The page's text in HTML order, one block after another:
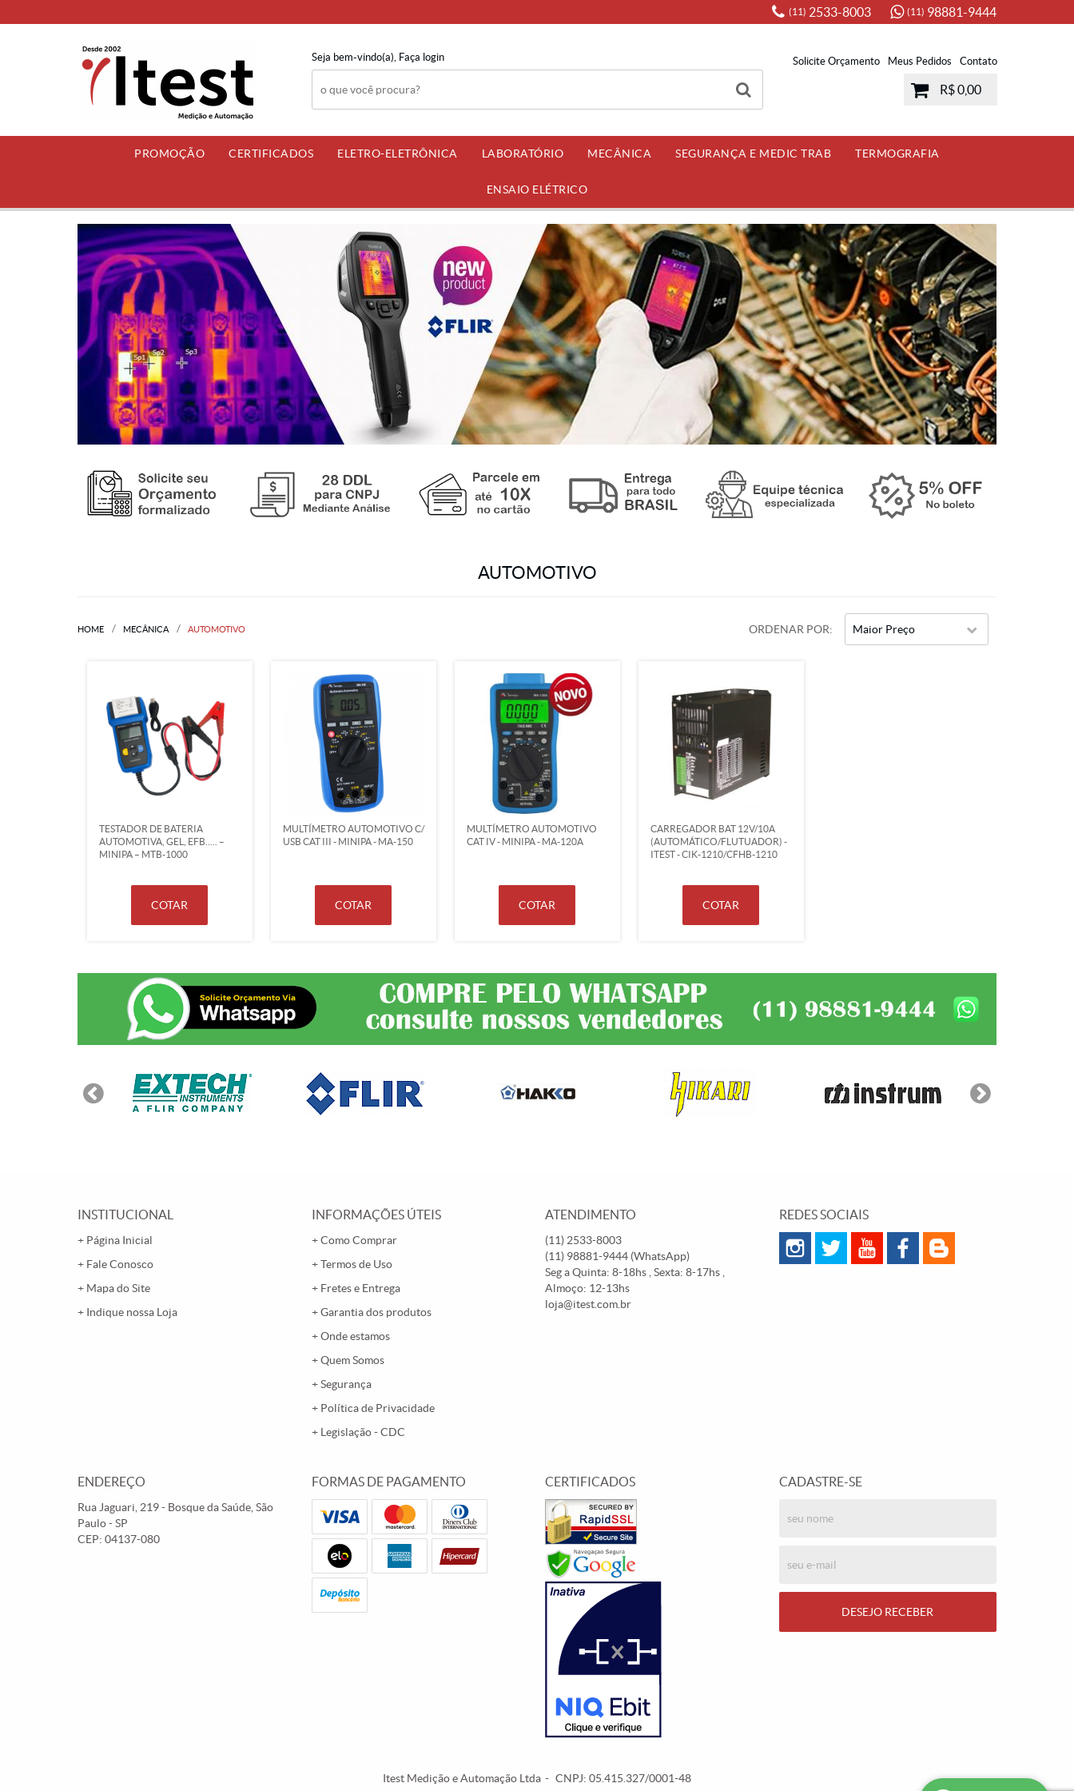
(11) 2533-8003 (11) 98881-9444
Seja bem-vindo(a), Faça login Solicite Orçamento Meus Pedidos Contato
R$ 0,00
PROMOÇÃO CERTIFICADOS ELETRO-ELETRÔNICA LABORATÓRIO MECÂNICA SEGURANÇA E MEDIC TRAB TERMOGRAFIA
ENSAIO ELÉTRICO
AUTOMOTIVO
HOME MECÂNICA AUTOMOTIVO ORDENAR POR Maior Preço
TESTADOR DE BATERIA
AUTOMOTIVA, GEL, EFB..... –
MINIPA – MTB-1000
COTAR
MULTÍMETRO AUTOMOTIVO C/
USB CAT III - MINIPA - MA-150
COTAR
MULTÍMETRO AUTOMOTIVO
CAT IV - MINIPA - MA-120A
COTAR
CARREGADOR BAT 12V/10A
(AUTOMÁTICO/FLUTUADOR) -
ITEST - CIK-1210/CFHB-1210
COTAR
INSTITUCIONAL
Página Inicial
Fale Conosco
Mapa do Site
Indique nossa Loja
INFORMAÇÕES ÚTEIS
Como Comprar
Termos de Uso
Fretes e Entrega
Garantia dos produtos
Onde estamos
Quem Somos
Segurança
Política de Privacidade
Legislação - CDC
ATENDIMENTO
(11) 2533-8003
(11) 98881-9444 (WhatsApp)
Seg a Quinta: 8-18hs , Sexta: 8-17hs ,
Almoço: 12-13hs
loja@itest.com.br
REDES SOCIAIS
ENDEREÇO
Rua Jaguari, 219- Bosque da Saúde, São
Paulo-SP
CEP: 04137-080
FORMAS DE PAGAMENTO CERTIFICADOS CADASTRE-SE
DESEJO RECEBER
Itest Medição e Automação Ltda CNPJ: 05.415.327/0001-48